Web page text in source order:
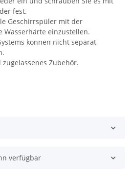
fest.
Geschirrspüler mit der
Wasserhärte einzustellen.
können nicht separat
zugelassenes Zubehör.
verfügbar